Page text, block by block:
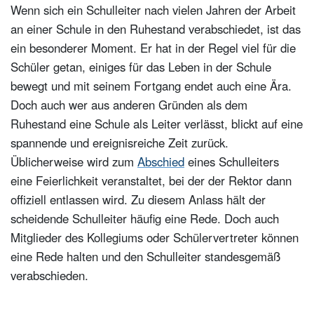
Abschiedsrede vom Schulleiter zum Ruhestand: So lang sollte
sie sein
Als Schulleiter die Danksagungen geschickt in die Rede
einbinden
Gefühle zulassen: Seien Sie persönlich und nahbar
Verabschiedung des Schulleiters in den Ruhestand: Auch
Lehrer oder Schüler können das Wort zur Abschiedsrede
ergreifen
bedenken
Wenn sich ein Schulleiter nach vielen Jahren der Arbeit
an einer Schule in den Ruhestand verabschiedet, ist das
ein besonderer Moment. Er hat in der Regel viel für die
Schüler getan, einiges für das Leben in der Schule
bewegt und mit seinem Fortgang endet auch eine Ära.
Doch auch wer aus anderen Gründen als dem
Ruhestand eine Schule als Leiter verlässt, blickt auf eine
spannende und ereignisreiche Zeit zurück.
Üblicherweise wird zum Abschied eines Schulleiters
eine Feierlichkeit veranstaltet, bei der der Rektor dann
offiziell entlassen wird. Zu diesem Anlass hält der
scheidende Schulleiter häufig eine Rede. Doch auch
Mitglieder des Kollegiums oder Schülervertreter können
eine Rede halten und den Schulleiter standesgemäß
verabschieden.